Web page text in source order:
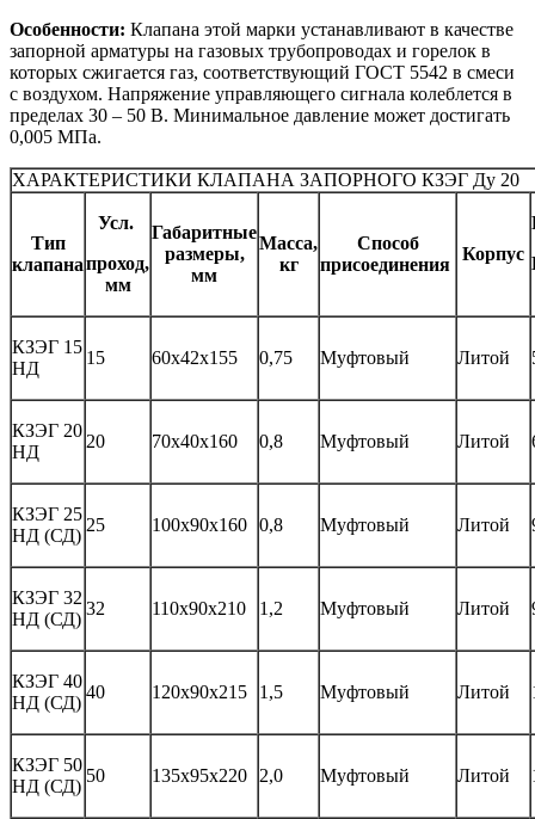
Особенности: Клапана этой марки устанавливают в качестве
запорной арматуры на газовых трубопроводах и горелок в
которых сжигается газ, соответствующий ГОСТ 5542 в смеси
с воздухом. Напряжение управляющего сигнала колеблется в
пределах 30 – 50 В. Минимальное давление может достигать
0,005 МПа.
ХАРАКТЕРИСТИКИ КЛАПАНА ЗАПОРНОГО КЗЭГ Ду 20
Тип
клапана
Усл.
проход,
мм
Габаритные
размеры,
мм
Масса,
кг
Способ
присоединения
Корпус
КЗЭГ 15
НД
15 60х42х155 0,75 Муфтовый Литой
КЗЭГ 20
НД
20 70х40х160 0,8 Муфтовый Литой
КЗЭГ 25
НД (СД)
25 100х90х160 0,8 Муфтовый Литой
КЗЭГ 32
НД (СД)
32 110х90х210 1,2 Муфтовый Литой
КЗЭГ 40
НД (СД)
40 120х90х215 1,5 Муфтовый Литой
КЗЭГ 50
НД (СД)
50 135х95х220 2,0 Муфтовый Литой